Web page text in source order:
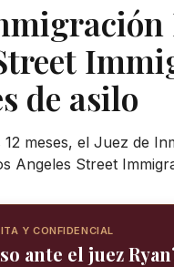
de asilo
meses, el Juez de
Angeles Street
Y CONFIDENCIAL
ante el juez